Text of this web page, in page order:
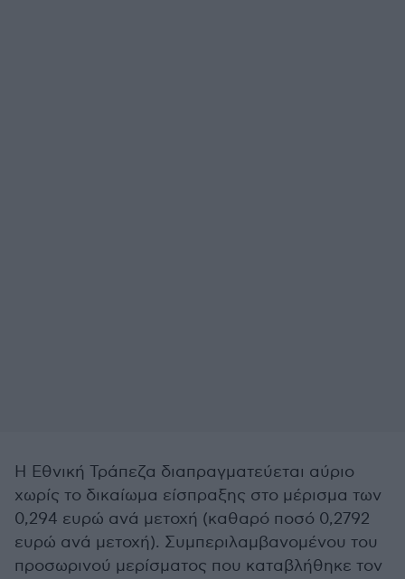
Η Εθνική Τράπεζα διαπραγματεύεται αύριο
χωρίς το δικαίωμα είσπραξης στο μέρισμα των
0,294 ευρώ ανά μετοχή (καθαρό ποσό 0,2792
ευρώ ανά μετοχή). Συμπεριλαμβανομένου του
προσωρινού μερίσματος που καταβλήθηκε τον